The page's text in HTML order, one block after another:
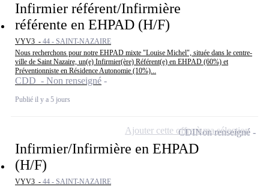
Infirmier référent/Infirmière
référente en EHPAD (H/F)
VYV3 - 44 - SAINT-NAZAIRE
Nous recherchons pour notre EHPAD mixte "Louise Michel", située dans le centre-
ville de Saint Nazaire, un(e) Infirmier(ère) Référent(e) en EHPAD (60%) et
Préventionniste en Résidence Autonomie (10%)...
CDD - Non renseigné
Publié il y a 5 jours
Infirmier/Infirmière en EHPAD
(H/F)
VYV3 - 44 - SAINT-NAZAIRE
CDINon renseigné
Ajouter cette offre à ma sélection